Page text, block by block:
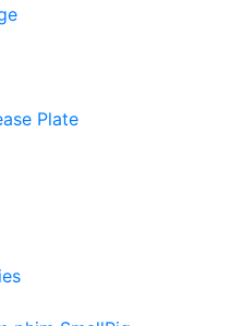
Plate